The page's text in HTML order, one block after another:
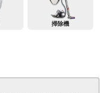
掃除機